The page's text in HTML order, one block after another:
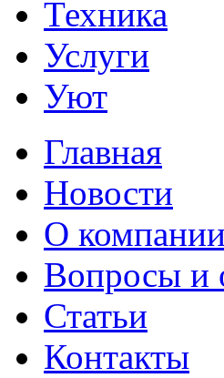
Техника
Услуги
Уют
Главная
Новости
О компании
Вопросы и
Статьи
Контакты